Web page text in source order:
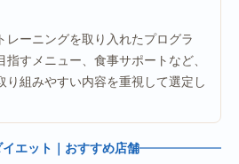
レーニングを取り入れたプログラ
すメニュー、食事サポートなど、
り組みやすい内容を重視して選定し
エット｜おすすめ店舗